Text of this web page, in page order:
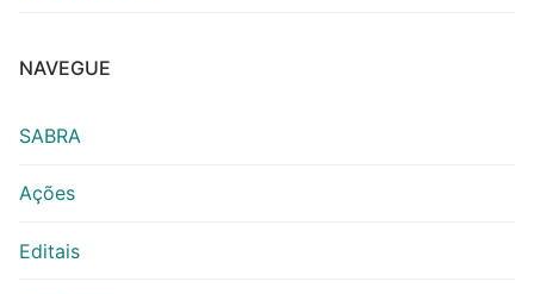
NAVEGUE
SABRA
Ações
Editais